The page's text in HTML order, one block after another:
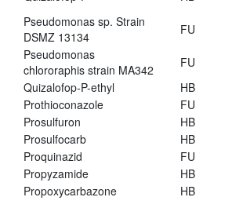
Pseudomonas sp. Strain
DSMZ 13134
FU
Pseudomonas
chlororaphis strain MA342
FU
Quizalofop-P-ethyl
HB
Prothioconazole
FU
Prosulfuron
HB
Prosulfocarb
HB
Proquinazid
FU
Propyzamide
HB
Propoxycarbazone
HB